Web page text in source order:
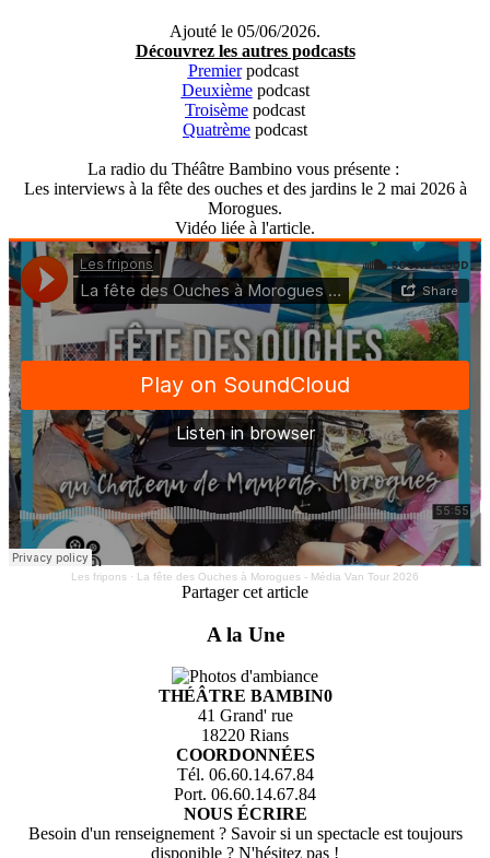
Ajouté le 05/06/2026.
Découvrez les autres podcasts
Premierpodcast
Deuxièmepodcast
Troisème podcast
Quatrème podcast
La radio du Théâtre Bambino vous présente :
Les interviews à la fête des ouches et des jardins le 2 mai 2026 à
Morogues.
Vidéo liée à l'article.
Les fripons · La fête des Ouches à Morogues - Média Van Tour 2026
Partager cet article
A la Une
THÉÂTRE BAMBIN0
41 Grand' rue
18220 Rians
COORDONNÉES
Tél. 06.60.14.67.84
Port. 06.60.14.67.84
NOUS ÉCRIRE
Besoin d'un renseignement ? Savoir si un spectacle est toujours
disponible ? N'hésitez pas !